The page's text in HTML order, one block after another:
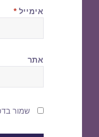
אימייל *
אתר
שמור